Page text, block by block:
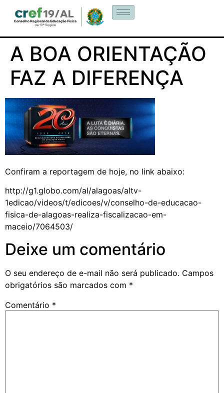
A BOA ORIENTAÇÃO
FAZ A DIFERENÇA
Confiram a reportagem de hoje, no link abaixo:
http://g1.globo.com/al/alagoas/altv-
1edicao/videos/t/edicoes/v/conselho-de-educacao-
fisica-de-alagoas-realiza-fiscalizacao-em-
maceio/7064503/
Deixe um comentário
O seu endereço de e-mail não será publicado. Campos
obrigatórios são marcados com *
Comentário *